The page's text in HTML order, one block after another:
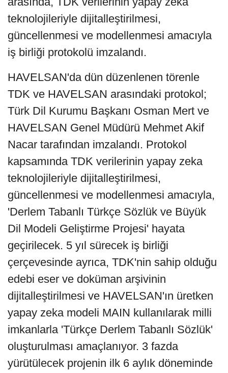
teknolojileriyle dijitalleştirilmesi,
güncellenmesi ve modellenmesi amacıyla
iş birliği protokolü imzalandı.
HAVELSAN'da dün düzenlenen törenle
TDK ve HAVELSAN arasındaki protokol;
Türk Dil Kurumu Başkanı Osman Mert ve
HAVELSAN Genel Müdürü Mehmet Akif
Nacar tarafından imzalandı. Protokol
kapsamında TDK verilerinin yapay zeka
teknolojileriyle dijitalleştirilmesi,
güncellenmesi ve modellenmesi amacıyla,
'Derlem Tabanlı Türkçe Sözlük ve Büyük
Dil Modeli Geliştirme Projesi' hayata
geçirilecek. 5 yıl sürecek iş birliği
çerçevesinde ayrıca, TDK'nin sahip olduğu
edebi eser ve doküman arşivinin
dijitalleştirilmesi ve HAVELSAN'ın üretken
yapay zeka modeli MAIN kullanılarak milli
imkanlarla 'Türkçe Derlem Tabanlı Sözlük'
oluşturulması amaçlanıyor. 3 fazda
yürütülecek projenin ilk 6 aylık döneminde